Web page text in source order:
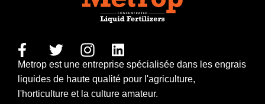
Metrop est une entreprise spécialisée dans les engrais
liquides de haute qualité pour l'agriculture,
l'horticulture et la culture amateur.